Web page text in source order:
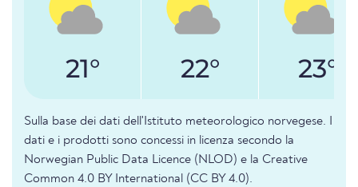
21° 22° 23°
Sulla base dei dati dell'Istituto meteorologico norvegese. I
dati e i prodotti sono concessi in licenza secondo la
Norwegian Public Data Licence (NLOD) e la Creative
Common 4.0 BY International (CC BY 4.0).